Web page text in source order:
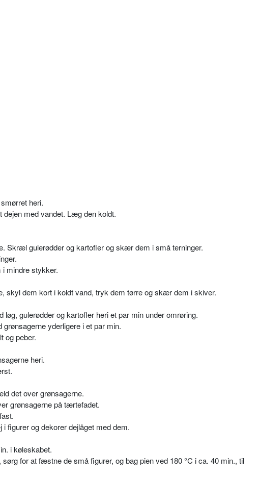
heri.
med vandet. Læg den koldt.
Skræl gulerødder og kartofler og skær dem i små terninger.
mindre stykker.
skyl dem kort i koldt vand, tryk dem tørre og skær dem i skiver.
løg, gulerødder og kartofler heri et par min under omrøring.
yderligere i et par min.
og peber.
heri.
det over grønsagerne.
grønsagerne på tærtefadet.
figurer og dekorer dejlåget med dem.
i køleskabet.
for at fæstne de små figurer, og bag pien ved 180 °C i ca. 40 min., til